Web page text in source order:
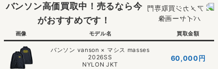
バンソン高価買取中！売るなら今
がおすすめです！
画像 モデル名 買取金額
バンソン vanson × マシス masses
2026SS
NYLON JKT
60,000 円